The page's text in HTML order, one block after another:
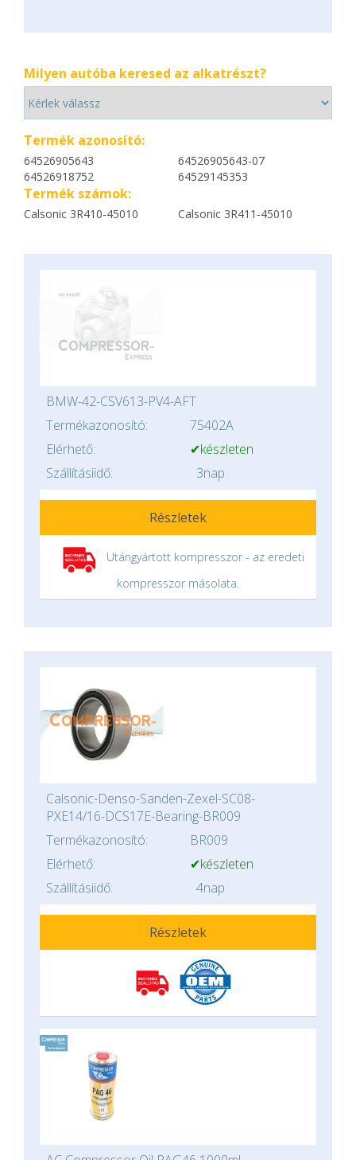
Milyen autóba keresed az alkatrészt?
Termék azonosító:
64526905643
64526905643-07
64526918752
64529145353
Termék számok:
Calsonic 3R410-45010 Calsonic 3R411-45010
BMW-42-CSV613-PV4-AFT
Termékazonosító:
75402A
Elérhető:
✔készleten
Szállításiidő:
3nap
Részletek
Utángyártott kompresszor - az eredeti
kompresszor másolata.
Calsonic-Denso-Sanden-Zexel-SC08-
PXE14/16-DCS17E-Bearing-BR009
Termékazonosító:
BR009
Elérhető:
✔készleten
Szállításiidő:
4nap
Részletek